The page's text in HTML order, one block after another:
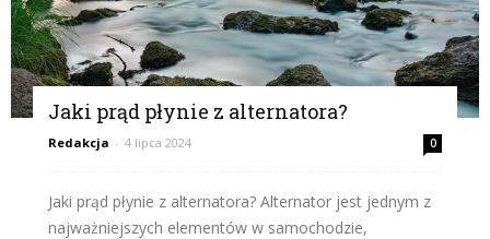
Jaki prąd płynie z alternatora?
Redakcja - 4 lipca 2024 0
Jaki prąd płynie z alternatora? Alternator jest jednym z
najważniejszych elementów w samochodzie,